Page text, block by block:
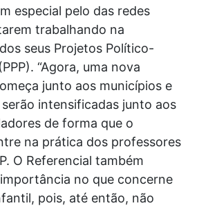
especial pelo das redes
trabalhando na
seus Projetos Político-
“Agora, uma nova
junto aos municípios e
intensificadas junto aos
de forma que o
na prática dos professores
O Referencial também
no que concerne
pois, até então, não